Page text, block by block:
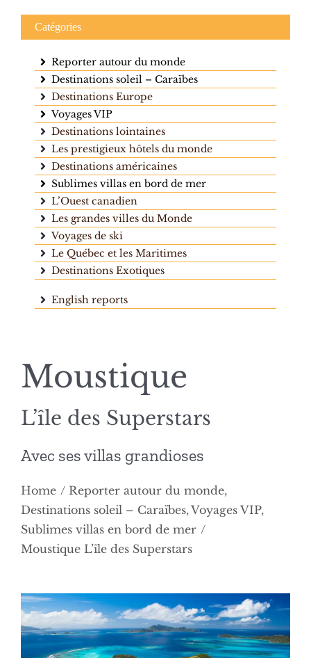
Catégories
Reporter autour du monde
Destinations soleil – Caraïbes
Destinations Europe
Voyages VIP
Destinations lointaines
Les prestigieux hôtels du monde
Destinations américaines
Sublimes villas en bord de mer
L’Ouest canadien
Les grandes villes du Monde
Voyages de ski
Le Québec et les Maritimes
Destinations Exotiques
English reports
Moustique
L’île des Superstars
Avec ses villas grandioses
Home
Reporter autour du monde
Destinations soleil – Caraïbes Voyages VIP
Sublimes villas en bord de mer
Moustique L’île des Superstars